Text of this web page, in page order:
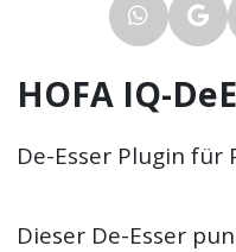
HOFA IQ-
De-Esser Plugin für
Dieser De-Esser